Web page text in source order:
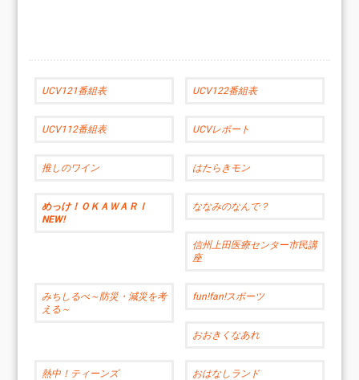
UCV121番組表 UCV122番組表
UCV112番組表 UCVレポート
推しのワイン はたらきモン
めっけ！ＯＫＡＷＡＲＩ
NEW!
ななみのなんで？
信州上田医療センター市民講
座
みちしるべ～防災・減災を考
える～
fun!fan!スポーツ
おおきくなあれ
熱中！ティーンズ おはなしランド